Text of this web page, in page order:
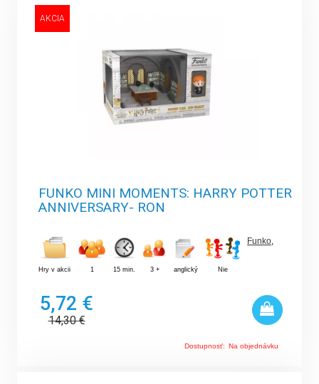
AKCIA
FUNKO MINI MOMENTS: HARRY POTTER
ANNIVERSARY- RON
Hry v akcii 1 15 min. 3 + anglický Nie
Funko
5,72 €
14,30€
Dostupnosť: Na objednávku